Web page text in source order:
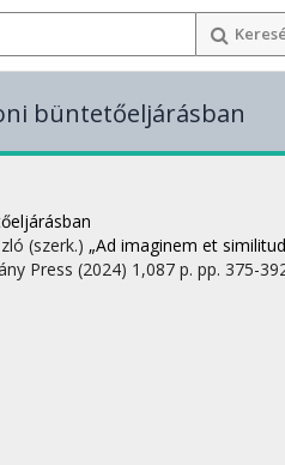
büntetőeljárásban
(szerk.) „Ad imaginem et
Press (2024) 1,087 p. pp. 375-